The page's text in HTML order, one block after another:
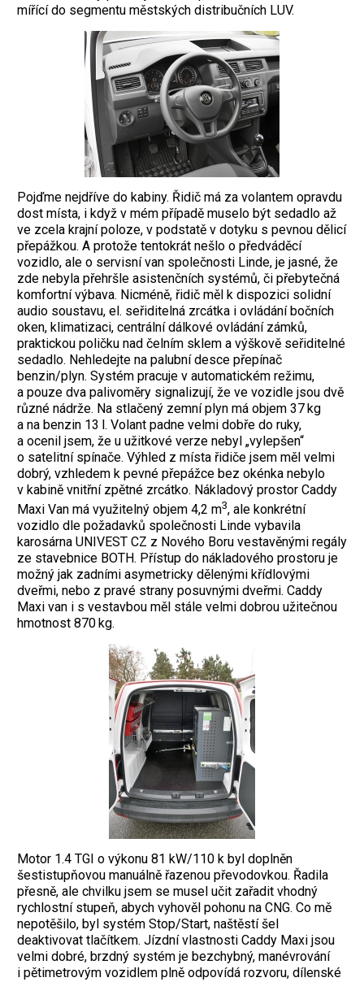
mířící do segmentu městských distribučních LUV.
Pojďme nejdříve do kabiny. Řidič má za volantem opravdu
dost místa, i když v mém případě muselo být sedadlo až
ve zcela krajní poloze, v podstatě v dotyku s pevnou dělicí
přepážkou. A protože tentokrát nešlo o předváděcí
vozidlo, ale o servisní van společnosti Linde, je jasné, že
zde nebyla přehršle asistenčních systémů, či přebytečná
komfortní výbava. Nicméně, řidič měl k dispozici solidní
audio soustavu, el. seřiditelná zrcátka i ovládání bočních
oken, klimatizaci, centrální dálkové ovládání zámků,
praktickou poličku nad čelním sklem a výškově seřiditelné
sedadlo. Nehledejte na palubní desce přepínač
benzin/plyn. Systém pracuje v automatickém režimu,
a pouze dva palivoměry signalizují, že ve vozidle jsou dvě
různé nádrže. Na stlačený zemní plyn má objem 37 kg
a na benzin 13 l. Volant padne velmi dobře do ruky,
a ocenil jsem, že u užitkové verze nebyl „vylepšen“
o satelitní spínače. Výhled z místa řidiče jsem měl velmi
dobrý, vzhledem k pevné přepážce bez okénka nebylo
v kabině vnitřní zpětné zrcátko. Nákladový prostor Caddy
Maxi Van má využitelný objem 4,2 m3, ale konkrétní
vozidlo dle požadavků společnosti Linde vybavila
karosárna UNIVEST CZ z Nového Boru vestavěnými regály
ze stavebnice BOTH. Přístup do nákladového prostoru je
možný jak zadními asymetricky dělenými křídlovými
dveřmi, nebo z pravé strany posuvnými dveřmi. Caddy
Maxi van i s vestavbou měl stále velmi dobrou užitečnou
hmotnost 870 kg.
Motor 1.4 TGI o výkonu 81 kW/110 k byl doplněn
šestistupňovou manuálně řazenou převodovkou. Řadila
přesně, ale chvilku jsem se musel učit zařadit vhodný
rychlostní stupeň, abych vyhověl pohonu na CNG. Co mě
nepotěšilo, byl systém Stop/Start, naštěstí šel
deaktivovat tlačítkem. Jízdní vlastnosti Caddy Maxi jsou
velmi dobré, brzdný systém je bezchybný, manévrování
i pětimetrovým vozidlem plně odpovídá rozvoru, dílenské